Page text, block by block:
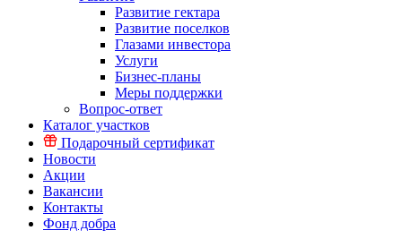
Развитие гектара
Развитие поселков
Глазами инвестора
Услуги
Бизнес-планы
Меры поддержки
Вопрос-ответ
Каталог участков
Подарочный сертификат
Новости
Акции
Вакансии
Контакты
Фонд добра